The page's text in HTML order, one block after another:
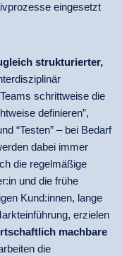
eingesetzt
strukturierter,
schrittweise die
definieren”,
“Testen” – bei Bedarf
dabei immer
die regelmäßige
und die frühe
Kund:innen, lange
erzielen
machbare
die